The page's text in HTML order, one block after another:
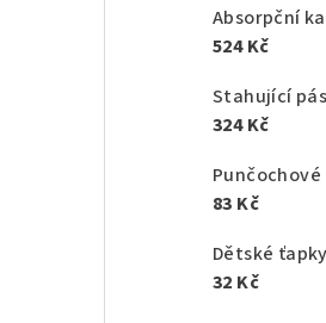
Absorpční
524 Kč
Stahující
324 Kč
83 Kč
Dětské
32 Kč